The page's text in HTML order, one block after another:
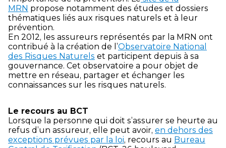
MRN propose notamment des études et dossiers
thématiques liés aux risques naturels et à leur
prévention.
En 2012, les assureurs représentés par la MRN ont
contribué à la création de l’Observatoire National
des Risques Naturels et participent depuis à sa
gouvernance. Cet observatoire a pour objet de
mettre en réseau, partager et échanger les
connaissances sur les risques naturels.
Le recours au BCT
Lorsque la personne qui doit s’assurer se heurte au
refus d’un assureur, elle peut avoir, en dehors des
exceptions prévues par la loi, recours au Bureau